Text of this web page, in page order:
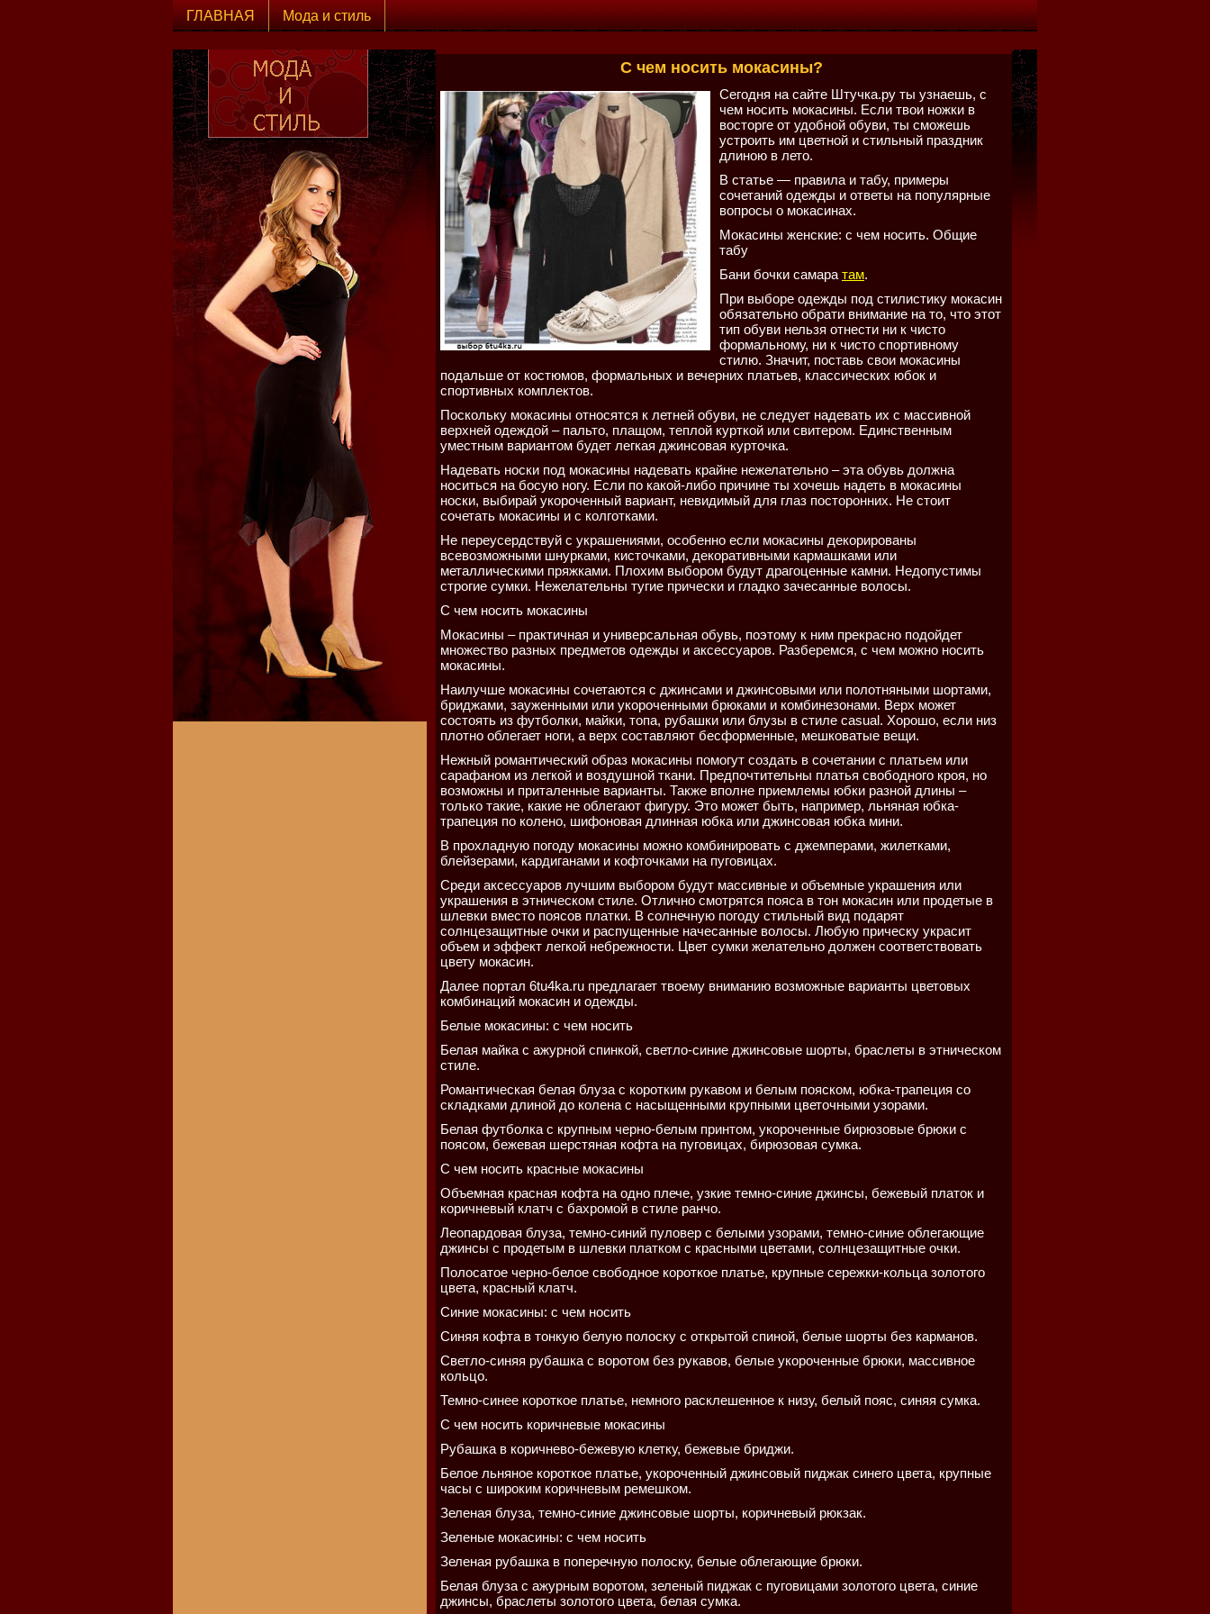
ГЛАВНАЯ Мода и стиль
С чем носить мокасины?
Сегодня на сайте Штучка.ру ты узнаешь, с
чем носить мокасины. Если твои ножки в
восторге от удобной обуви, ты сможешь
устроить им цветной и стильный праздник
длиною в лето.
В статье — правила и табу, примеры
сочетаний одежды и ответы на популярные
вопросы о мокасинах.
Мокасины женские: с чем носить. Общие
табу
Бани бочки самара там.
При выборе одежды под стилистику мокасин
обязательно обрати внимание на то, что этот
тип обуви нельзя отнести ни к чисто
формальному, ни к чисто спортивному
стилю. Значит, поставь свои мокасины
подальше от костюмов, формальных и вечерних платьев, классических юбок и
спортивных комплектов.
Поскольку мокасины относятся к летней обуви, не следует надевать их с массивной
верхней одеждой – пальто, плащом, теплой курткой или свитером. Единственным
уместным вариантом будет легкая джинсовая курточка.
Надевать носки под мокасины надевать крайне нежелательно – эта обувь должна
носиться на босую ногу. Если по какой-либо причине ты хочешь надеть в мокасины
носки, выбирай укороченный вариант, невидимый для глаз посторонних. Не стоит
сочетать мокасины и с колготками.
Не переусердствуй с украшениями, особенно если мокасины декорированы
всевозможными шнурками, кисточками, декоративными кармашками или
металлическими пряжками. Плохим выбором будут драгоценные камни. Недопустимы
строгие сумки. Нежелательны тугие прически и гладко зачесанные волосы.
С чем носить мокасины
Мокасины – практичная и универсальная обувь, поэтому к ним прекрасно подойдет
множество разных предметов одежды и аксессуаров. Разберемся, с чем можно носить
мокасины.
Наилучше мокасины сочетаются с джинсами и джинсовыми или полотняными шортами,
бриджами, зауженными или укороченными брюками и комбинезонами. Верх может
состоять из футболки, майки, топа, рубашки или блузы в стиле casual. Хорошо, если низ
плотно облегает ноги, а верх составляют бесформенные, мешковатые вещи.
Нежный романтический образ мокасины помогут создать в сочетании с платьем или
сарафаном из легкой и воздушной ткани. Предпочтительны платья свободного кроя, но
возможны и приталенные варианты. Также вполне приемлемы юбки разной длины –
только такие, какие не облегают фигуру. Это может быть, например, льняная юбка-
трапеция по колено, шифоновая длинная юбка или джинсовая юбка мини.
В прохладную погоду мокасины можно комбинировать с джемперами, жилетками,
блейзерами, кардиганами и кофточками на пуговицах.
Среди аксессуаров лучшим выбором будут массивные и объемные украшения или
украшения в этническом стиле. Отлично смотрятся пояса в тон мокасин или продетые в
шлевки вместо поясов платки. В солнечную погоду стильный вид подарят
солнцезащитные очки и распущенные начесанные волосы. Любую прическу украсит
объем и эффект легкой небрежности. Цвет сумки желательно должен соответствовать
цвету мокасин.
Далее портал 6tu4ka.ru предлагает твоему вниманию возможные варианты цветовых
комбинаций мокасин и одежды.
Белые мокасины: с чем носить
Белая майка с ажурной спинкой, светло-синие джинсовые шорты, браслеты в этническом
стиле.
Романтическая белая блуза с коротким рукавом и белым пояском, юбка-трапеция со
складками длиной до колена с насыщенными крупными цветочными узорами.
Белая футболка с крупным черно-белым принтом, укороченные бирюзовые брюки с
поясом, бежевая шерстяная кофта на пуговицах, бирюзовая сумка.
С чем носить красные мокасины
Объемная красная кофта на одно плече, узкие темно-синие джинсы, бежевый платок и
коричневый клатч с бахромой в стиле ранчо.
Леопардовая блуза, темно-синий пуловер с белыми узорами, темно-синие облегающие
джинсы с продетым в шлевки платком с красными цветами, солнцезащитные очки.
Полосатое черно-белое свободное короткое платье, крупные сережки-кольца золотого
цвета, красный клатч.
Синие мокасины: с чем носить
Синяя кофта в тонкую белую полоску с открытой спиной, белые шорты без карманов.
Светло-синяя рубашка с воротом без рукавов, белые укороченные брюки, массивное
кольцо.
Темно-синее короткое платье, немного расклешенное к низу, белый пояс, синяя сумка.
С чем носить коричневые мокасины
Рубашка в коричнево-бежевую клетку, бежевые бриджи.
Белое льняное короткое платье, укороченный джинсовый пиджак синего цвета, крупные
часы с широким коричневым ремешком.
Зеленая блуза, темно-синие джинсовые шорты, коричневый рюкзак.
Зеленые мокасины: с чем носить
Зеленая рубашка в поперечную полоску, белые облегающие брюки.
Белая блуза с ажурным воротом, зеленый пиджак с пуговицами золотого цвета, синие
джинсы, браслеты золотого цвета, белая сумка.